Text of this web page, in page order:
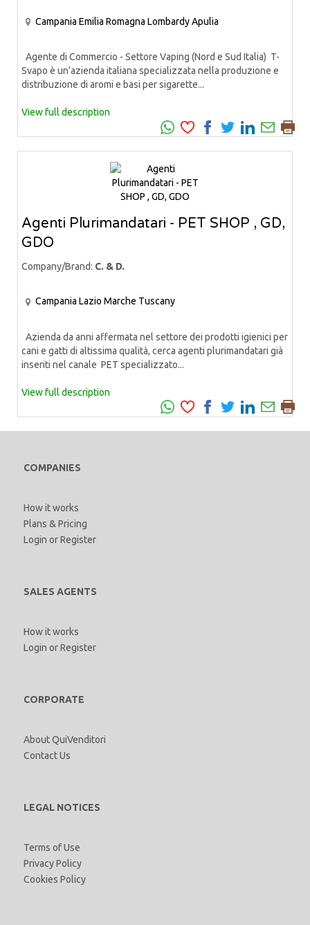
Campania Emilia Romagna LombardyApulia
Agente di Commercio - Settore Vaping (Nord e Sud Italia) T-
Svapo è un’azienda italiana specializzata nella produzione e
distribuzione di aromi e basi per sigarette...
View full description
Agenti Plurimandatari - PET SHOP , GD,
GDO
Company/Brand: C. & D.
Campania Lazio Marche Tuscany
Azienda da anni affermata nel settore dei prodotti igienici per
cani e gatti di altissima qualità, cerca agenti plurimandatari già
inseriti nel canale PET specializzato...
View full description
COMPANIES
How it works
Plans & Pricing
Login orRegister
SALES AGENTS
How it works
Login orRegister
CORPORATE
About QuiVenditori
Contact Us
LEGAL NOTICES
Terms of Use
Privacy Policy
Cookies Policy